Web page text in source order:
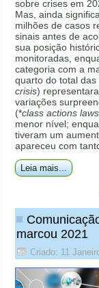
sobre crises em
Mas, ainda
milhões de casos
sinais antes de
sua posição
monitoradas,
categoria com a
quarto do total
crisis)
variações
(*class actions
menor nível;
tiveram um
apareceu com
Leia mais...
marcou 2021
Criado: 11